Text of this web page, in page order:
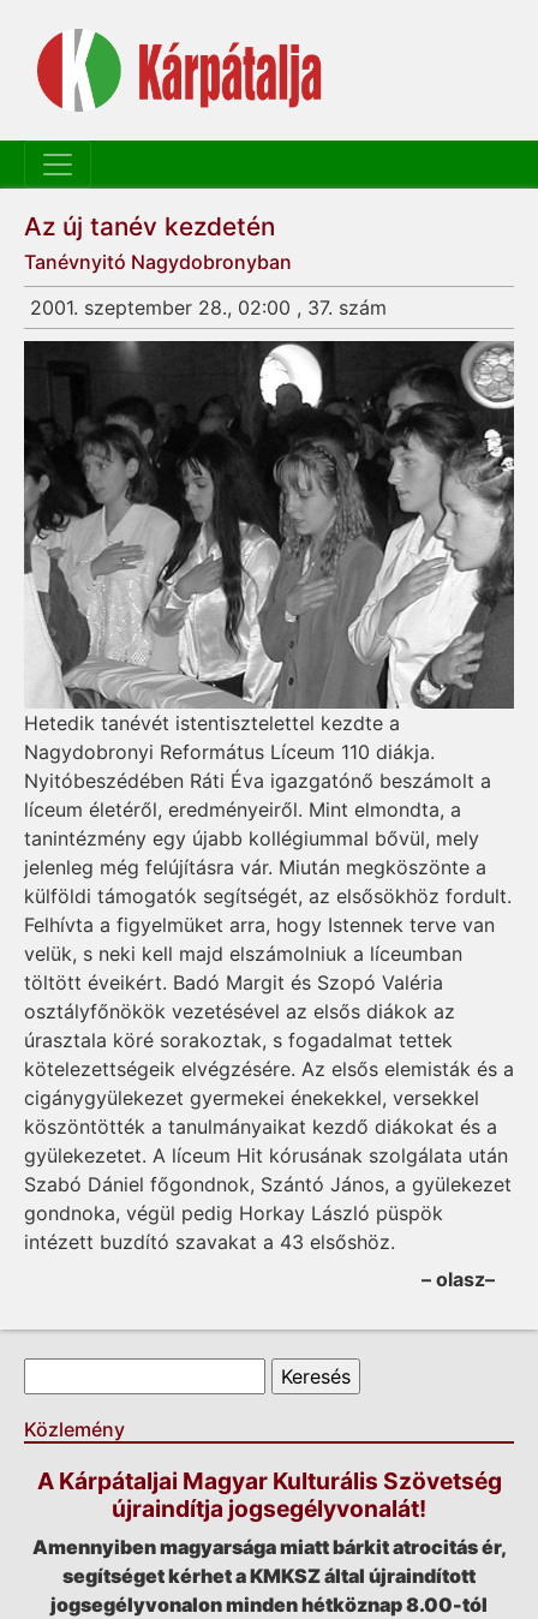
Az új tanév kezdetén
Tanévnyitó Nagydobronyban
2001. szeptember 28., 02:00 , 37. szám
Hetedik tanévét istentisztelettel kezdte a
Nagydobronyi Református Líceum 110 diákja.
Nyitóbeszédében Ráti Éva igazgatónő beszámolt a
líceum életéről, eredményeiről. Mint elmondta, a
tanintézmény egy újabb kol­­légiummal bővül, mely
jelenleg még felújításra vár. Miután megköszönte a
külföldi támogatók segítségét, az elsősökhöz fordult.
Felhívta a figyelmüket arra, hogy Istennek terve van
velük, s neki kell majd elszámolniuk a líceumban
töltött éveikért. Badó Margit és Szopó Valéria
osztályfőnökök vezetésével az elsős diákok az
úrasztala köré sorakoztak, s fogadalmat tettek
kötelezettségeik elvégzésére. Az elsős elemisták és a
cigánygyülekezet gyermekei énekekkel, versekkel
köszöntötték a tanulmányaikat kezdő diákokat és a
gyülekezetet. A líceum Hit kórusának szolgálata után
Szabó Dániel főgondnok, Szántó János, a gyülekezet
gondnoka, végül pedig Horkay László püspök
intézett buzdító szavakat a 43 elsőshöz.
– olasz–
Keresés űrlap
Közlemény
A Kárpátaljai Magyar Kulturális Szövetség
újraindítja jogsegélyvonalát!
Amennyiben magyarsága miatt bárkit atrocitás ér,
segítséget kérhet a KMKSZ által újraindított
jogsegélyvonalon minden hétköznap 8.00-tól